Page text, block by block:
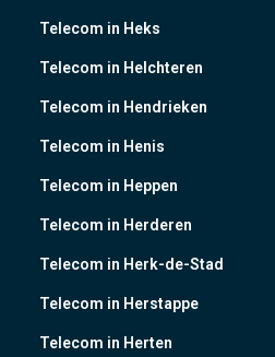
Telecom in Heks
Telecom in Helchteren
Telecom in Hendrieken
Telecom in Henis
Telecom in Heppen
Telecom in Herderen
Telecom in Herk-de-Stad
Telecom in Herstappe
Telecom in Herten